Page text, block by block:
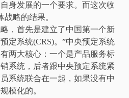
身发展的一个要求。而这次收
略的结果。
首先是建立了中国第一个新
定系统(CRS)。”中央预定系统
两大核心：一个是产品服务标
系统，后者跟中央预定系统紧
系统联合在一起，如果没有中
模化的。